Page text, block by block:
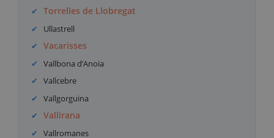
Torrelles de Llobregat
Ullastrell
Vacarisses
Vallbona d’Anoia
Vallcebre
Vallgorguina
Vallirana
Vallromanes